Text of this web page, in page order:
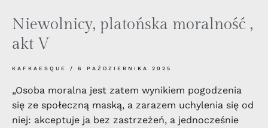
Niewolnicy, platońska moralność ,
akt V
KAFKAESQUE 6 PAŹDZIERNIKA 2025
„Osoba moralna jest zatem wynikiem pogodzenia
się ze społeczną maską, a zarazem uchylenia się od
niej: akceptuje ja bez zastrzeżeń, a jednocześnie